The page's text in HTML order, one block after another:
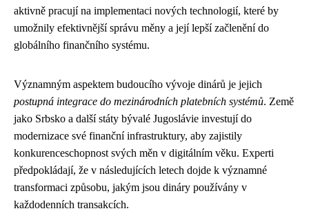
aktivně pracují na implementaci nových technologií, které by
umožnily efektivnější správu měny a její lepší začlenění do
globálního finančního systému.
Významným aspektem budoucího vývoje dinárů je jejich
postupná integrace do mezinárodních platebních systémů. Země
jako Srbsko a další státy bývalé Jugoslávie investují do
modernizace své finanční infrastruktury, aby zajistily
konkurenceschopnost svých měn v digitálním věku. Experti
předpokládají, že v následujících letech dojde k významné
transformaci způsobu, jakým jsou dináry používány v
každodenních transakcích.